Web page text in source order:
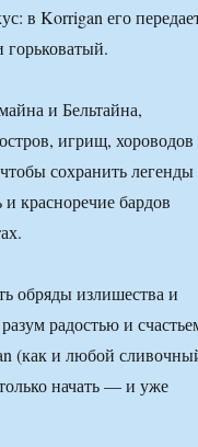
в Korrigan его
и Бельтайна,
игрищ, хороводов
сохранить легенды
красноречие бардов
обряды излишества и
радостью и
(как и любой
начать — и уже